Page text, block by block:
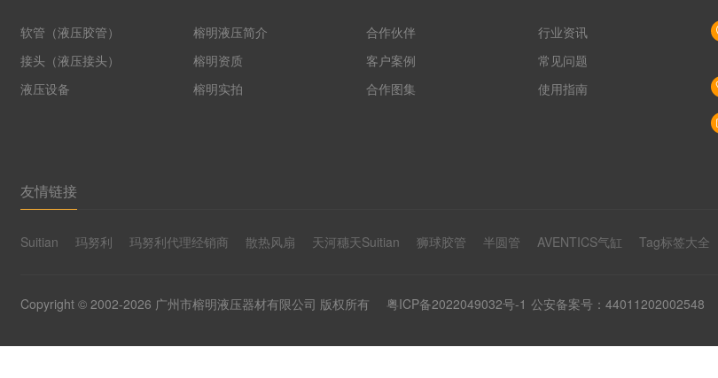
软管（液压胶管）
接头（液压接头）
液压设备
榕明液压简介
榕明资质
榕明实拍
合作伙伴
客户案例
合作图集
行业资讯
常见问题
使用指南
友情链接
Suitian 玛努利 玛努利代理经销商 散热风扇 天河穗天Suitian 狮球胶管 半圆管 AVENTICS气缸 Tag标签大全
Copyright © 2002-2026 广州市榕明液压器材有限公司 版权所有 粤ICP备2022049032号-1 公安备案号：44011202002548